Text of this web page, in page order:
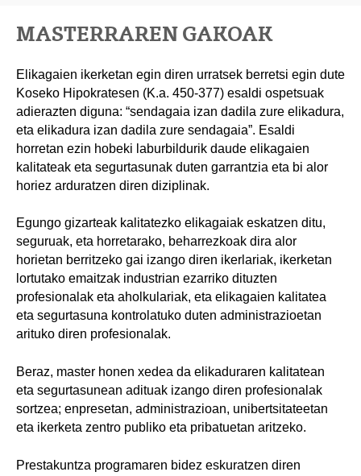
MASTERRAREN GAKOAK
Elikagaien ikerketan egin diren urratsek berretsi egin dute
Koseko Hipokratesen (K.a. 450-377) esaldi ospetsuak
adierazten diguna: “sendagaia izan dadila zure elikadura,
eta elikadura izan dadila zure sendagaia”. Esaldi
horretan ezin hobeki laburbildurik daude elikagaien
kalitateak eta segurtasunak duten garrantzia eta bi alor
horiez arduratzen diren diziplinak.
Egungo gizarteak kalitatezko elikagaiak eskatzen ditu,
seguruak, eta horretarako, beharrezkoak dira alor
horietan berritzeko gai izango diren ikerlariak, ikerketan
lortutako emaitzak industrian ezarriko dituzten
profesionalak eta aholkulariak, eta elikagaien kalitatea
eta segurtasuna kontrolatuko duten administrazioetan
arituko diren profesionalak.
Beraz, master honen xedea da elikaduraren kalitatean
eta segurtasunean adituak izango diren profesionalak
sortzea; enpresetan, administrazioan, unibertsitateetan
eta ikerketa zentro publiko eta pribatuetan aritzeko.
Prestakuntza programaren bidez eskuratzen diren